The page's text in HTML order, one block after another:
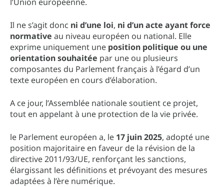
Il ne s’agit donc ni d’une loi, ni d’un acte ayant force
normative au niveau européen ou national. Elle
exprime uniquement une position politique ou une
orientation souhaitée par une ou plusieurs
composantes du Parlement français à l’égard d’un
texte européen en cours d’élaboration.
A ce jour, l’Assemblée nationale soutient ce projet,
tout en appelant à une protection de la vie privée.
le Parlement européen a, le 17 juin 2025, adopté une
position majoritaire en faveur de la révision de la
directive 2011/93/UE, renforçant les sanctions,
élargissant les définitions et prévoyant des mesures
adaptées à l’ère numérique.